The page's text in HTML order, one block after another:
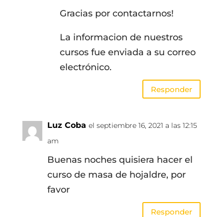
Gracias por contactarnos!
La informacion de nuestros
cursos fue enviada a su correo
electrónico.
Responder
Luz Coba el septiembre 16, 2021 a las 12:15
am
Buenas noches quisiera hacer el
curso de masa de hojaldre, por
favor
Responder